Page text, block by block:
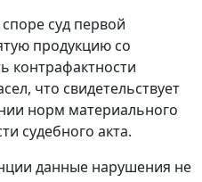
суд первой
продукцию со
контрафактности
что свидетельствует
норм материального
судебного акта.
данные нарушения не